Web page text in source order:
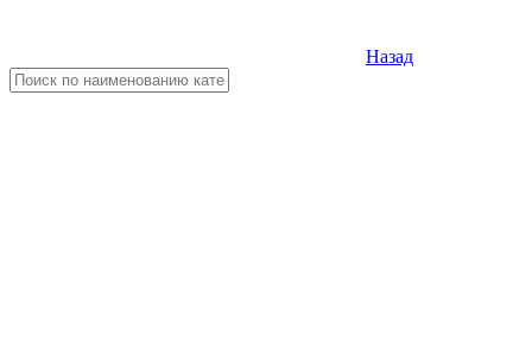
Назад